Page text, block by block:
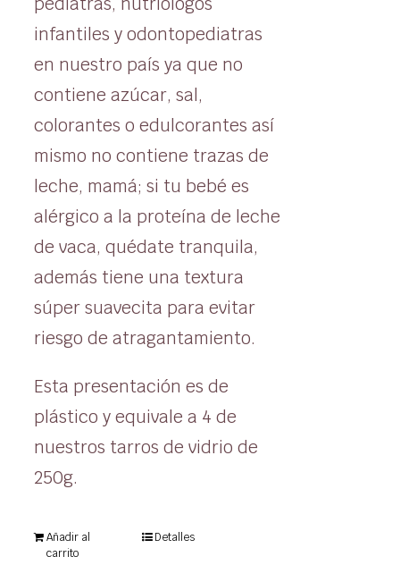
infantiles y odontopediatras
en nuestro país ya que no
contiene azúcar, sal,
colorantes o edulcorantes así
mismo no contiene trazas de
leche, mamá; si tu bebé es
alérgico a la proteína de leche
de vaca, quédate tranquila,
además tiene una textura
súper suavecita para evitar
riesgo de atragantamiento.
Esta presentación es de
plástico y equivale a 4 de
nuestros tarros de vidrio de
250g.
Añadir al
carrito
Detalles